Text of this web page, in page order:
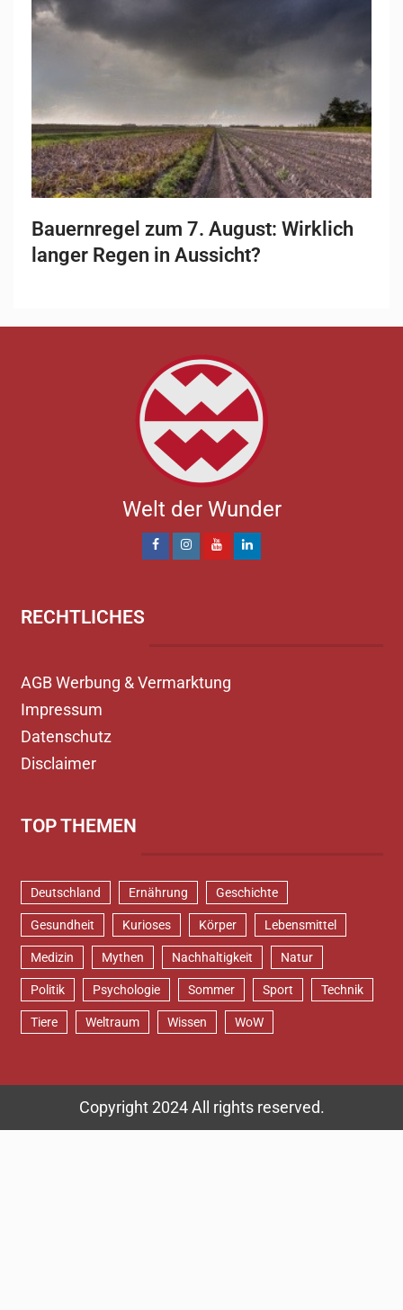
Bauernregel zum 7. August: Wirklich
langer Regen in Aussicht?
Welt der Wunder
RECHTLICHES
AGB Werbung & Vermarktung
Impressum
Datenschutz
Disclaimer
TOP THEMEN
Deutschland Ernährung Geschichte
Gesundheit Kurioses Körper Lebensmittel
Medizin Mythen Nachhaltigkeit Natur
Politik Psychologie Sommer Sport Technik
Tiere Weltraum Wissen WoW
Copyright 2024 All rights reserved.